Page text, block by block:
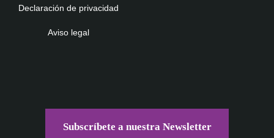
Declaración de privacidad
Aviso legal
Subscríbete a nuestra Newsletter